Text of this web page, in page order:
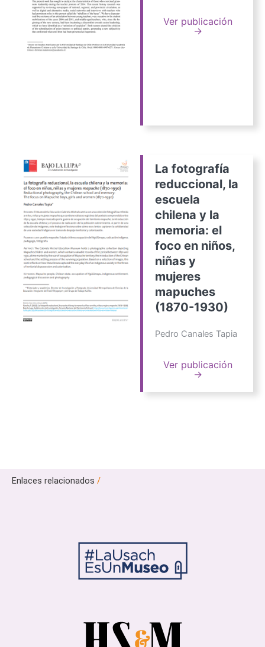
Ver publicación
→
La fotografía
reduccional, la
escuela
chilena y la
memoria: el
foco en niños,
niñas y
mujeres
mapuches
(1870-1930)
Pedro Canales Tapia
Ver publicación
→
Enlaces relacionados /